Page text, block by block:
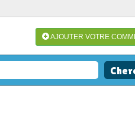
AJOUTER VOTRE